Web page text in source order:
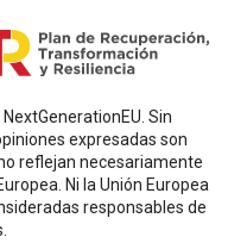
Sin
expresadas son
reflejan necesariamente
Ni la Unión Europea
responsables de